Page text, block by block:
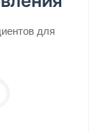
для